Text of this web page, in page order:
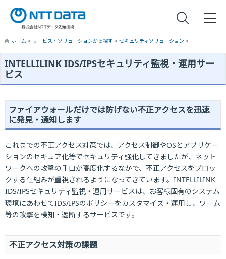
ホーム > サービス・ソリューションから探す > セキュリティソリューション >
INTELLILINK IDS/IPSセキュリティ監視・運用サー
ビス
ファイアウォールだけでは防げない不正アクセスを迅速
に発見・通知します
これまでの不正アクセス対策では、アクセス制御やOSとアプリケー
ションのセキュア化等でセキュリティ強化してきましたが、ネット
ワークへの攻撃の手口が高度化するなかで、不正アクセスをブロッ
クする仕組みが重視されるようになってきています。INTELLILINK
IDS/IPSセキュリティ監視・運用サービスは、お客様固有のシステム
環境にあわせてIDS/IPSのポリシーをカスタマイズ・運用し、ワーム
等の攻撃を検知・遮断するサービスです。
不正アクセス対策の課題